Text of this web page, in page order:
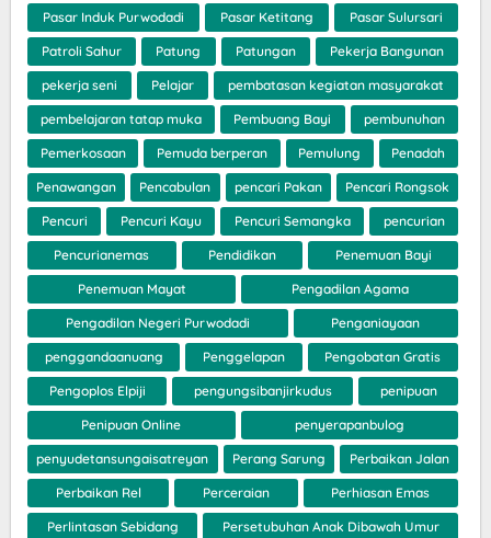
Pasar Induk Purwodadi Pasar Ketitang Pasar Sulursari
Patroli Sahur Patung Patungan Pekerja Bangunan
pekerja seni Pelajar pembatasan kegiatan masyarakat
pembelajaran tatap muka Pembuang Bayi pembunuhan
Pemerkosaan Pemuda berperan Pemulung Penadah
Penawangan Pencabulan pencari Pakan Pencari Rongsok
Pencuri Pencuri Kayu Pencuri Semangka pencurian
Pencurianemas Pendidikan Penemuan Bayi
Penemuan Mayat Pengadilan Agama
Pengadilan Negeri Purwodadi Penganiayaan
penggandaanuang Penggelapan Pengobatan Gratis
Pengoplos Elpiji pengungsibanjirkudus penipuan
Penipuan Online penyerapanbulog
penyudetansungaisatreyan Perang Sarung Perbaikan Jalan
Perbaikan Rel Perceraian Perhiasan Emas
Perlintasan Sebidang Persetubuhan Anak Dibawah Umur